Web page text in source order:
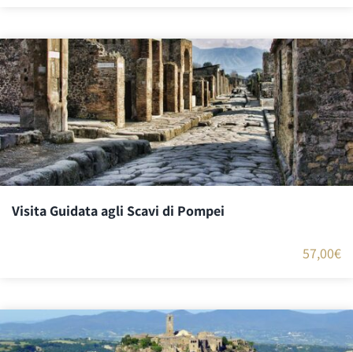
Visita Guidata agli Scavi di Pompei
57,00€